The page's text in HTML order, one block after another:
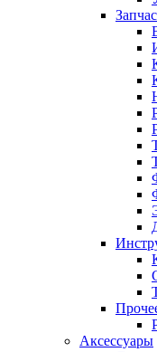
Аксессуары